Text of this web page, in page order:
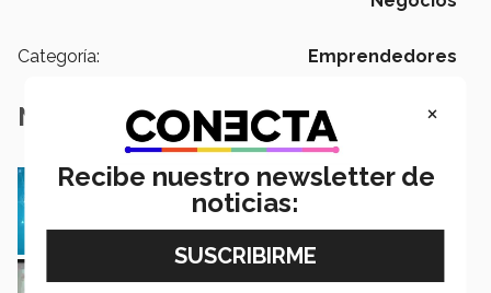
Categoría: Emprendedores
Notas Relacionadas
EXATEC crea emprendimiento con causa a
través del networking online
Marissa Sandoval | Campus Sonora Norte
Sigue La Ruta del Emprendedor y haz
realidad tu idea de negocio
×
Recibe nuestro newsletter de
noticias: